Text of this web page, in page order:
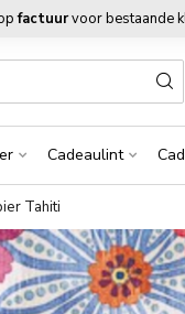
factuurvoor bestaande
Cadeaulint
Tahiti